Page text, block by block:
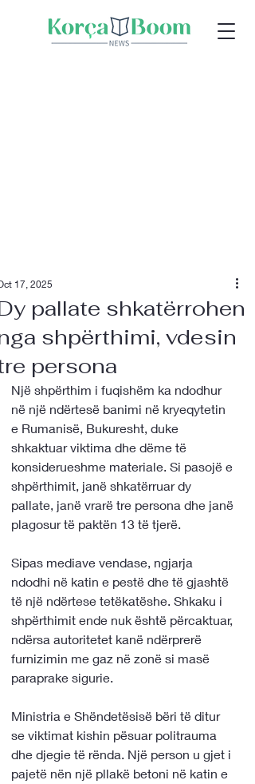
pallate shkatërrohen
shpërthimi, vdesin
persona
17, 2025
Një shpërthim i fuqishëm ka ndodhur
në një ndërtesë banimi në kryeqytetin
e Rumanisë, Bukuresht, duke
shkaktuar viktima dhe dëme të
konsiderueshme materiale. Si pasojë e
shpërthimit, janë shkatërruar dy
pallate, janë vrarë tre persona dhe janë
plagosur të paktën 13 të tjerë.
Sipas mediave vendase, ngjarja
ndodhi në katin e pestë dhe të gjashtë
të një ndërtese tetëkatëshe. Shkaku i
shpërthimit ende nuk është përcaktuar,
ndërsa autoritetet kanë ndërprerë
furnizimin me gaz në zonë si masë
paraprake sigurie.
Ministria e Shëndetësisë bëri të ditur
se viktimat kishin pësuar politrauma
dhe djegie të rënda. Një person u gjet i
pajetë nën një pllakë betoni në katin e